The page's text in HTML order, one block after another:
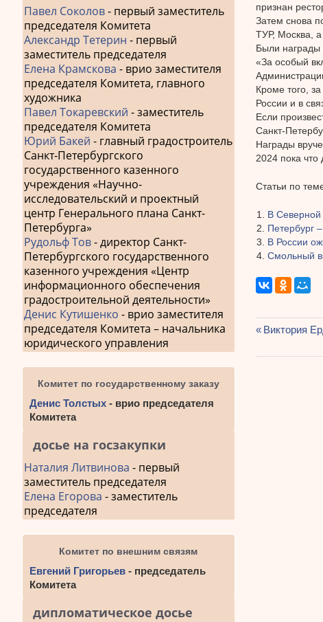
признан
Затем снова
ТУР, Москва,
Были
«За особый
Кроме того,
России и в
Если
Санкт-
Награды
2024 пока что
Статьи по
В Северной
Петербург
В России
Смольный
Виктория
Павел Соколов- первый заместитель
председателя Комитета
Александр Тетерин - первый
заместитель председателя
Елена Крамскова - врио заместителя
председателя Комитета, главного
художника
Павел Токаревский - заместитель
председателя Комитета
Юрий Бакей - главный градостроитель
Санкт-Петербургского
государственного казенного
учреждения «Научно-
исследовательский и проектный
центр Генерального плана Санкт-
Петербурга»
Рудольф Тов- директор Санкт-
Петербургского государственного
казенного учреждения «Центр
информационного обеспечения
градостроительной деятельности»
Денис Кутишенко - врио заместителя
председателя Комитета – начальника
юридического управления
Комитет по государственному заказу
Денис Толстых - врио председателя
Комитета
досье на госзакупки
Наталия Литвинова - первый
заместитель председателя
Елена Егорова - заместитель
председателя
Комитет по внешним связям
Евгений Григорьев - председатель
Комитета
дипломатическое досье